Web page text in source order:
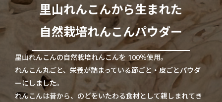
里山れんこんから生まれた
自然栽培れんこんパウダー
里山れんこんの自然栽培れんこんを 100％使用。
れんこん丸ごと、栄養が詰まっている節ごと・皮ごとパウダ
ーにしました。
れんこんは昔から、のどをいたわる食材として親しまれてき